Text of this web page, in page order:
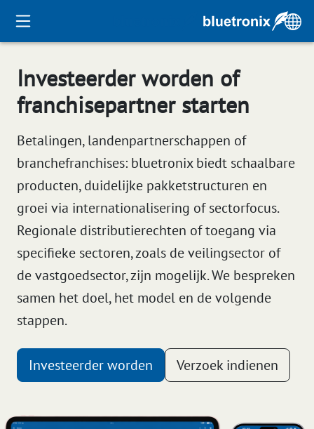
Investeerder worden of
franchisepartner starten
Betalingen, landenpartnerschappen of
branchefranchises: bluetronix biedt schaalbare
producten, duidelijke pakketstructuren en
groei via internationalisering of sectorfocus.
Regionale distributierechten of toegang via
specifieke sectoren, zoals de veilingsector of
de vastgoedsector, zijn mogelijk. We bespreken
samen het doel, het model en de volgende
stappen.
Investeerder worden Verzoek indienen